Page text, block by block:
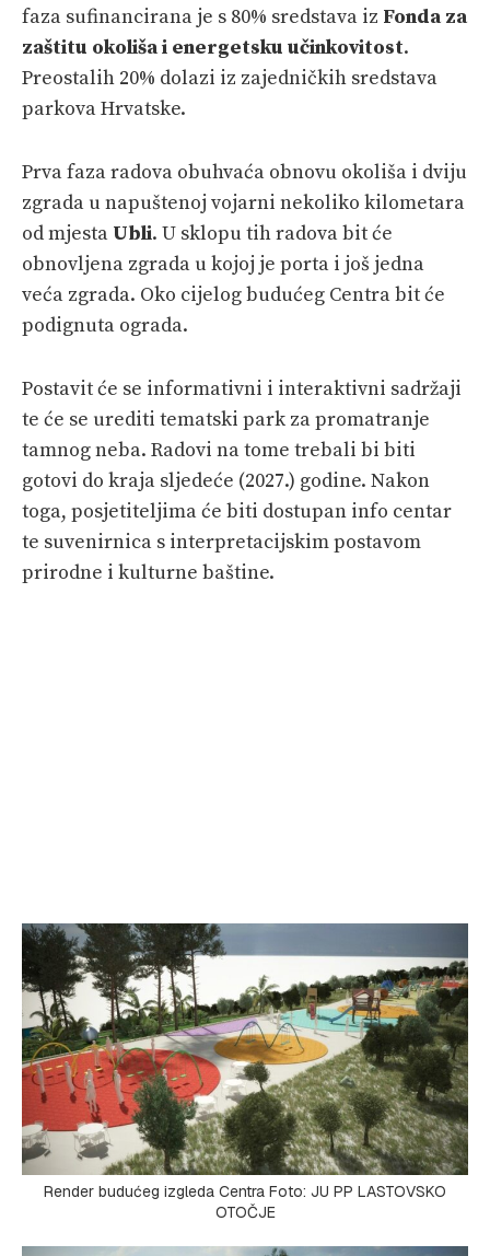
faza sufinancirana je s 80% sredstava iz Fonda za
zaštitu okoliša i energetsku učinkovitost.
Preostalih 20% dolazi iz zajedničkih sredstava
parkova Hrvatske.
Prva faza radova obuhvaća obnovu okoliša i dviju
zgrada u napuštenoj vojarni nekoliko kilometara
od mjesta Ubli. U sklopu tih radova bit će
obnovljena zgrada u kojoj je porta i još jedna
veća zgrada. Oko cijelog budućeg Centra bit će
podignuta ograda.
Postavit će se informativni i interaktivni sadržaji
te će se urediti tematski park za promatranje
tamnog neba. Radovi na tome trebali bi biti
gotovi do kraja sljedeće (2027.) godine. Nakon
toga, posjetiteljima će biti dostupan info centar
te suvenirnica s interpretacijskim postavom
prirodne i kulturne baštine.
Render budućeg izgleda Centra Foto: JU PP LASTOVSKO
OTOČJE